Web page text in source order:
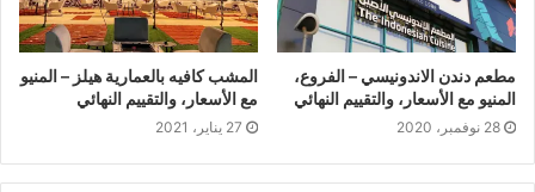
مطعم دندن الاندونيسي – الفروع،
المنيو مع الأسعار، والتقييم النهائي
28 نوفمبر، 2020
المشب كافيه بالعمارية هيلز – المنيو
مع الأسعار، والتقييم النهائي
27 يناير، 2021